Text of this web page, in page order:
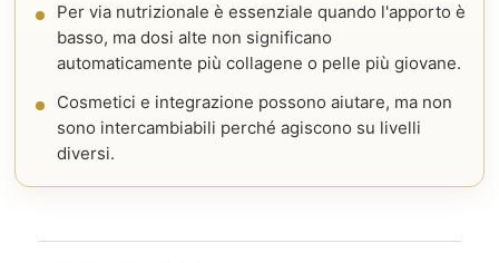
Per via nutrizionale è essenziale quando l'apporto è
basso, ma dosi alte non significano
automaticamente più collagene o pelle più giovane.
Cosmetici e integrazione possono aiutare, ma non
sono intercambiabili perché agiscono su livelli
diversi.